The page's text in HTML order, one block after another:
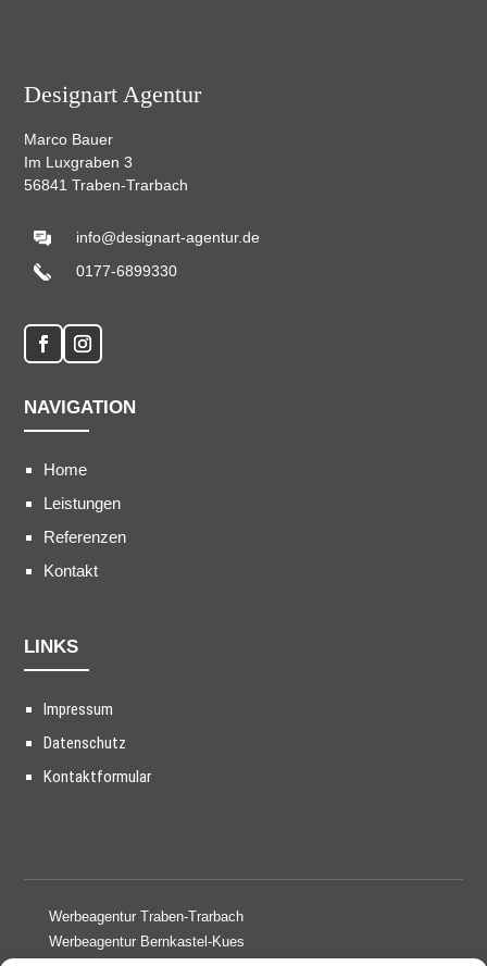
Designart Agentur
Marco Bauer
Im Luxgraben 3
56841 Traben-Trarbach
info@designart-agentur.de
0177-6899330
NAVIGATION
Home
Leistungen
Referenzen
Kontakt
LINKS
Impressum
Datenschutz
Kontaktformular
Werbeagentur Traben-Trarbach
Werbeagentur Bernkastel-Kues